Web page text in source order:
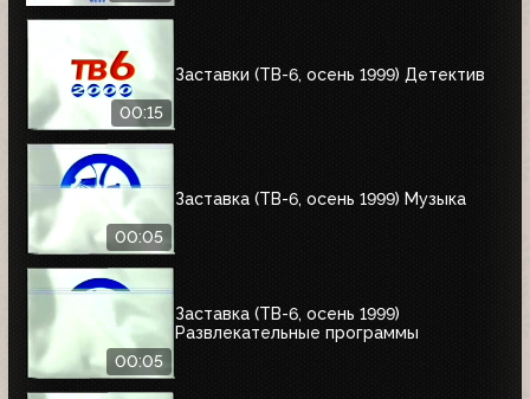
00:15
Заставки (ТВ-6, осень 1999) Детектив
00:05
Заставка (ТВ-6, осень 1999) Музыка
00:05
Заставка (ТВ-6, осень 1999)
Развлекательные программы